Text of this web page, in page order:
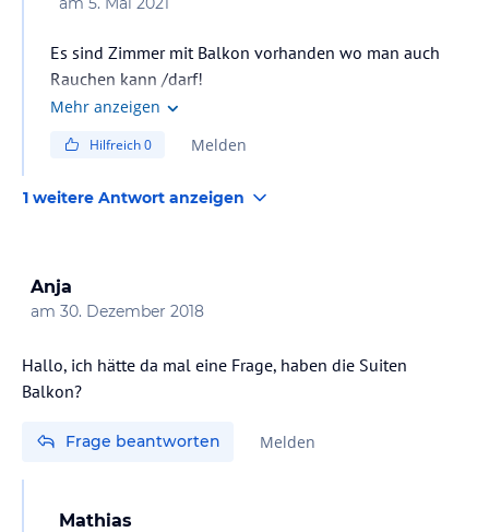
Es sind Zimmer mit Balkon vorhanden wo man auch
Rauchen kann /darf!
Mehr anzeigen
Hilfreich0 Melden
1 weitere Antwort anzeigen
Anja
am 30. Dezember 2018
Hallo, ich hätte da mal eine Frage, haben die Suiten
Balkon?
Frage beantworten Melden
Mathias